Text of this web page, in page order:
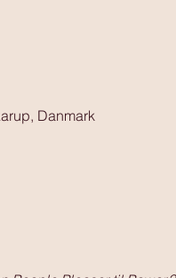
Danmark